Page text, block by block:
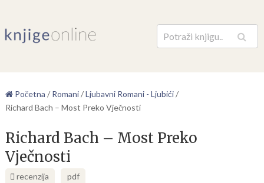
Pretraga
Početna / Romani/Ljubavni Romani - Ljubići/
Richard Bach – Most Preko Vječnosti
Richard Bach – Most Preko
Vječnosti
recenzija pdf